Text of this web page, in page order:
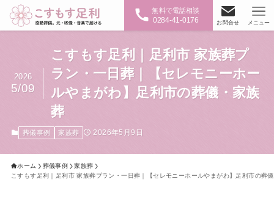
無料で電話相談
0284-41-0176 お問合せ メニュー
こすもす足利｜足利市 家族葬プ
ラン・一日葬｜【セレモニーホー
ルやまがわ】足利市の葬儀・家族
葬
2026
5/09
葬儀事例 家族葬 2026年5月9日
ホーム 葬儀事例
家族葬
こすもす足利｜足利市 家族葬プラン・一日葬｜【セレモニーホールやまがわ】足利市の葬